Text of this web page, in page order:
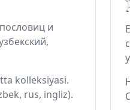
и
kolleksiyasi.
rus, ingliz).